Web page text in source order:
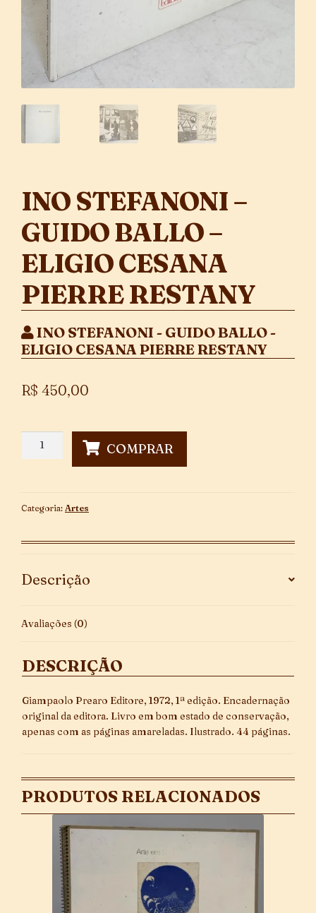
INO STEFANONI –
GUIDO BALLO –
ELIGIO CESANA
PIERRE RESTANY
INO STEFANONI - GUIDO BALLO -
ELIGIO CESANA PIERRE RESTANY
R$ 450,00
Cesana
Restany
COMPRAR
Categoria: Artes
Descrição
Avaliações (0)
DESCRIÇÃO
Giampaolo Prearo Editore, 1972, 1ª edição. Encadernação
original da editora. Livro em bom estado de conservação,
apenas com as páginas amareladas. Ilustrado. 44 páginas.
PRODUTOS RELACIONADOS